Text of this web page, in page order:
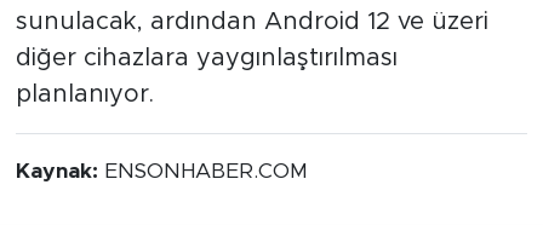
sunulacak, ardından Android 12 ve üzeri
diğer cihazlara yaygınlaştırılması
planlanıyor.
Kaynak: ENSONHABER.COM